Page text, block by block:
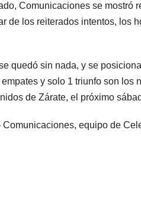
Comunicaciones se mostró
de los reiterados intentos, los
quedó sin nada, y se
y solo 1 triunfo son los
de Zárate, el próximo
equipo de